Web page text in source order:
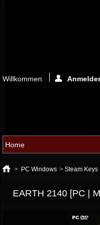
Willkommen
> PC Windows > Steam Keys
EARTH 2140 [PC |